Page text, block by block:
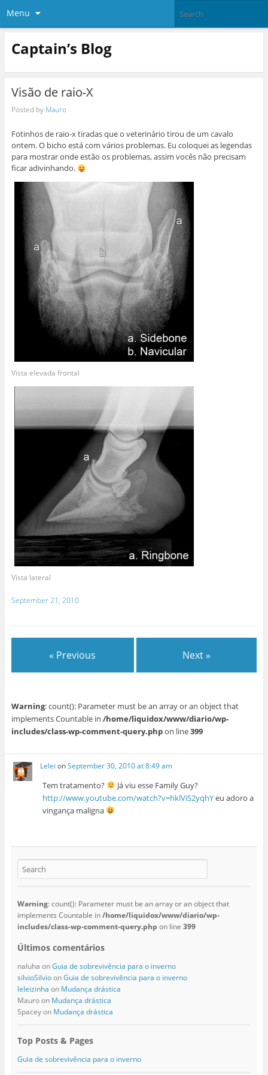
Menu
Captain’s Blog
Visão de raio-X
Posted by Mauro
Fotinhos de raio-x tiradas que o veterinário tirou de um cavalo
ontem. O bicho está com vários problemas. Eu coloquei as legendas
para mostrar onde estão os problemas, assim vocês não precisam
ficar adivinhando.
Vista elevada frontal
Vista lateral
September 21, 2010
« Previous Next »
Warning: count(): Parameter must be an array or an object that
implements Countable in /home/liquidox/www/diario/wp-
includes/class-wp-comment-query.phpon line399
Lelei onSeptember 30, 2010 at 8:49 am
Tem tratamento?
Já viu esse Family Guy?
http://www.youtube.com/watch?v=hklViS2yqhYeu adoro a
vingança maligna
Warning: count(): Parameter must be an array or an object that
implements Countable in/home/liquidox/www/diario/wp-
includes/class-wp-comment-query.php on line 399
Últimos comentários
naluha onGuia de sobrevivência para o inverno
silvioSilvioonGuia de sobrevivência para o inverno
leleizinha on Mudança drástica
Mauroon Mudança drástica
Spaceyon Mudança drástica
Top Posts & Pages
Guia de sobrevivência para o inverno